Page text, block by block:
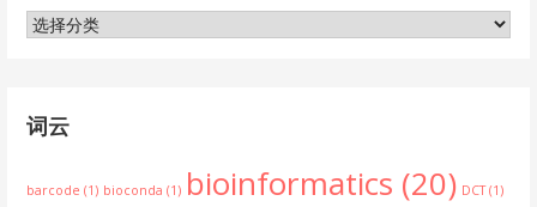
分
词云
barcode (1) bioconda (1) bioinformatics (20) DCT(1)